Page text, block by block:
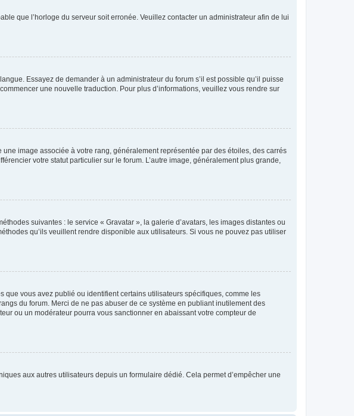
que l’horloge du serveur soit erronée. Veuillez contacter un administrateur afin de lui
Essayez de demander à un administrateur du forum s’il est possible qu’il puisse
une nouvelle traduction. Pour plus d’informations, veuillez vous rendre sur
image associée à votre rang, généralement représentée par des étoiles, des carrés
votre statut particulier sur le forum. L’autre image, généralement plus grande,
suivantes : le service « Gravatar », la galerie d’avatars, les images distantes ou
qu’ils veuillent rendre disponible aux utilisateurs. Si vous ne pouvez pas utiliser
que vous avez publié ou identifient certains utilisateurs spécifiques, comme les
du forum. Merci de ne pas abuser de ce système en publiant inutilement des
ou un modérateur pourra vous sanctionner en abaissant votre compteur de
aux autres utilisateurs depuis un formulaire dédié. Cela permet d’empêcher une